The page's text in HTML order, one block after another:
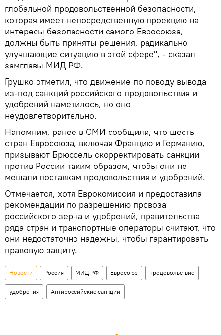
глобальной продовольственной безопасности,
которая имеет непосредственную проекцию на
интересы безопасности самого Евросоюза,
должны быть приняты решения, радикально
улучшающие ситуацию в этой сфере", - сказал
замглавы МИД РФ.
Грушко отметил, что движение по поводу вывода
из-под санкций российского продовольствия и
удобрений наметилось, но оно
неудовлетворительно.
Напомним, ранее в СМИ сообщили, что шесть
стран Евросоюза, включая Францию и Германию,
призывают Брюссель скорректировать санкции
против России таким образом, чтобы они не
мешали поставкам продовольствия и удобрений.
Отмечается, хотя Еврокомиссия и предоставила
рекомендации по разрешению провоза
российского зерна и удобрений, правительства
ряда стран и транспортные операторы считают, что
они недостаточно надежны, чтобы гарантировать
правовую защиту.
Новости Россия МИД РФ Евросоюз продовольствие
удобрения Антироссийские санкции